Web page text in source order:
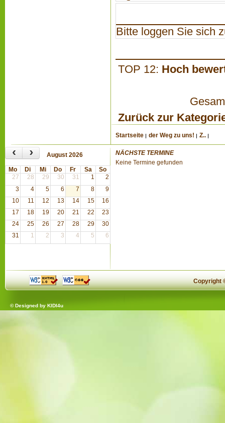
Bitte loggen Sie sich
TOP 12: Hoch
Zurück zur
Startseite der Weg zu uns! Z..
‹ › August 2026
Mo Di Mi Do Fr Sa
So
27
28 29 30 31 1
2
3
4 5 6 7 8
9
10
11 12 13 14 15
16
17
18 19 20 21 22
23
24
25 26 27 28 29
30
31
1 2 3 4 5 6
NÄCHSTE TERMINE
Keine Termine gefunden
Copyright
© Designed by KIDI4u